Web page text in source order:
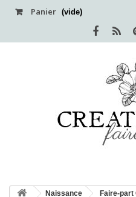
Panier (vide)
Naissance Faire-part